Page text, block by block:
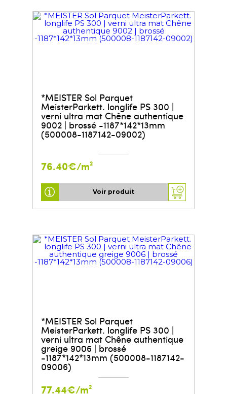
*MEISTER Sol Parquet
MeisterParkett. longlife PS 300 |
verni ultra mat Chêne authentique
9002 | brossé -1187*142*13mm
(500008-1187142-09002)
76.40€/m²
Voir produit
*MEISTER Sol Parquet
MeisterParkett. longlife PS 300 |
verni ultra mat Chêne authentique
greige 9006 | brossé
-1187*142*13mm (500008-1187142-
09006)
77.44€/m²